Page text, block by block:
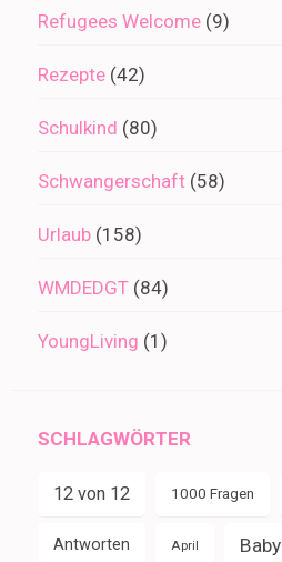
Refugees Welcome (9)
Rezepte (42)
Schulkind (80)
Schwangerschaft (58)
Urlaub (158)
WMDEDGT (84)
YoungLiving (1)
SCHLAGWÖRTER
12 von 12 1000 Fragen
Antworten April Baby